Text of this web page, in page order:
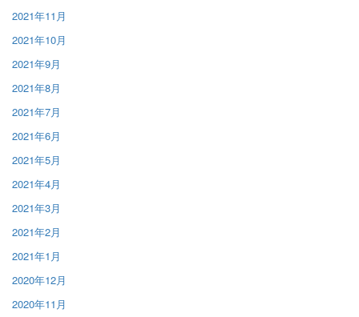
2021年11月
2021年10月
2021年9月
2021年8月
2021年7月
2021年6月
2021年5月
2021年4月
2021年3月
2021年2月
2021年1月
2020年12月
2020年11月